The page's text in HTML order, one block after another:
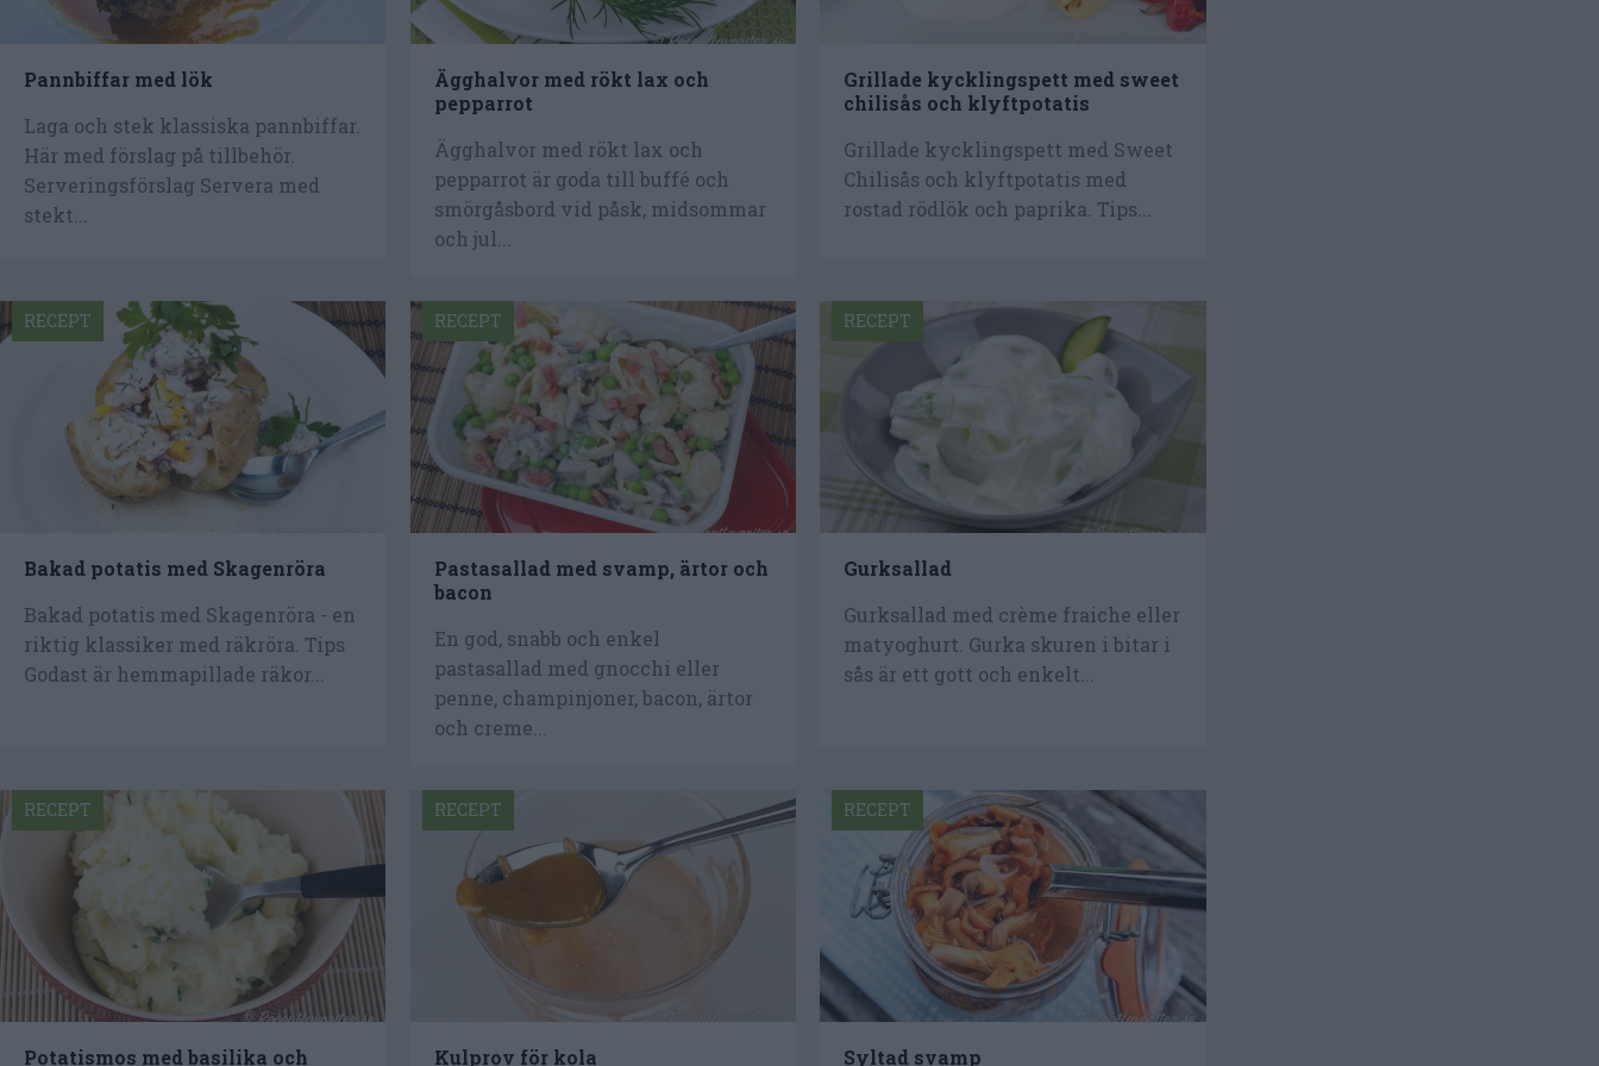
Pannbiffar med lök
Laga och stek klassiska pannbiffar.
Här med förslag på tillbehör.
Serveringsförslag Servera med
stekt...
Ägghalvor med rökt lax och
pepparrot
Ägghalvor med rökt lax och
pepparrot är goda till buffé och
smörgåsbord vid påsk, midsommar
och jul...
Grillade kycklingspett med sweet
chilisås och klyftpotatis
Grillade kycklingspett med Sweet
Chilisås och klyftpotatis med
rostad rödlök och paprika. Tips...
Bakad potatis med Skagenröra
Bakad potatis med Skagenröra - en
riktig klassiker med räkröra. Tips
Godast är hemmapillade räkor...
RECEPT
Pastasallad med svamp, ärtor och
bacon
En god, snabb och enkel
pastasallad med gnocchi eller
penne, champinjoner, bacon, ärtor
och creme...
RECEPT
Gurksallad
Gurksallad med crème fraiche eller
matyoghurt. Gurka skuren i bitar i
sås är ett gott och enkelt...
RECEPT
Potatismos med basilika och
RECEPT
Kulprov för kola
RECEPT
Syltad svamp
RECEPT